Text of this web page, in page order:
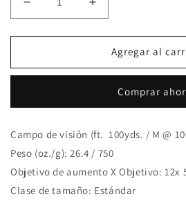
Reducir
cantidad
para
TASCO
X
MM.
Aumentar
cantidad
para
BINOCULAR
TASCO
X
MM.
Agregar al
Comprar
Campo de visión (ft. 100yds. / M @
Peso (oz./g): 26.4 / 750
Objetivo de aumento X Objetivo: 12x
Clase de tamaño: Estándar